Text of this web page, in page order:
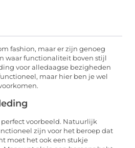
fashion, maar er zijn genoeg
waar functionaliteit boven stijl
voor alledaagse bezigheden
maar hier ben je wel
voorbeeld. Natuurlijk
zijn voor het beroep dat
moet het ook een stukje